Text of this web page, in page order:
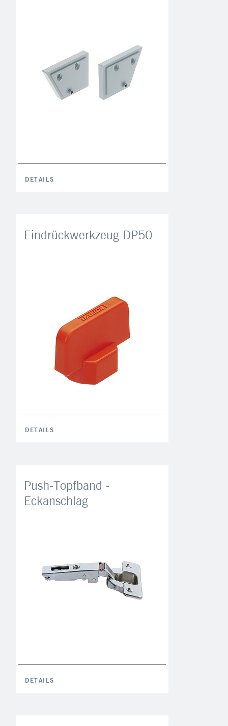
DETAILS
Eindrückwerkzeug DP50
DETAILS
Push-Topfband -
Eckanschlag
DETAILS